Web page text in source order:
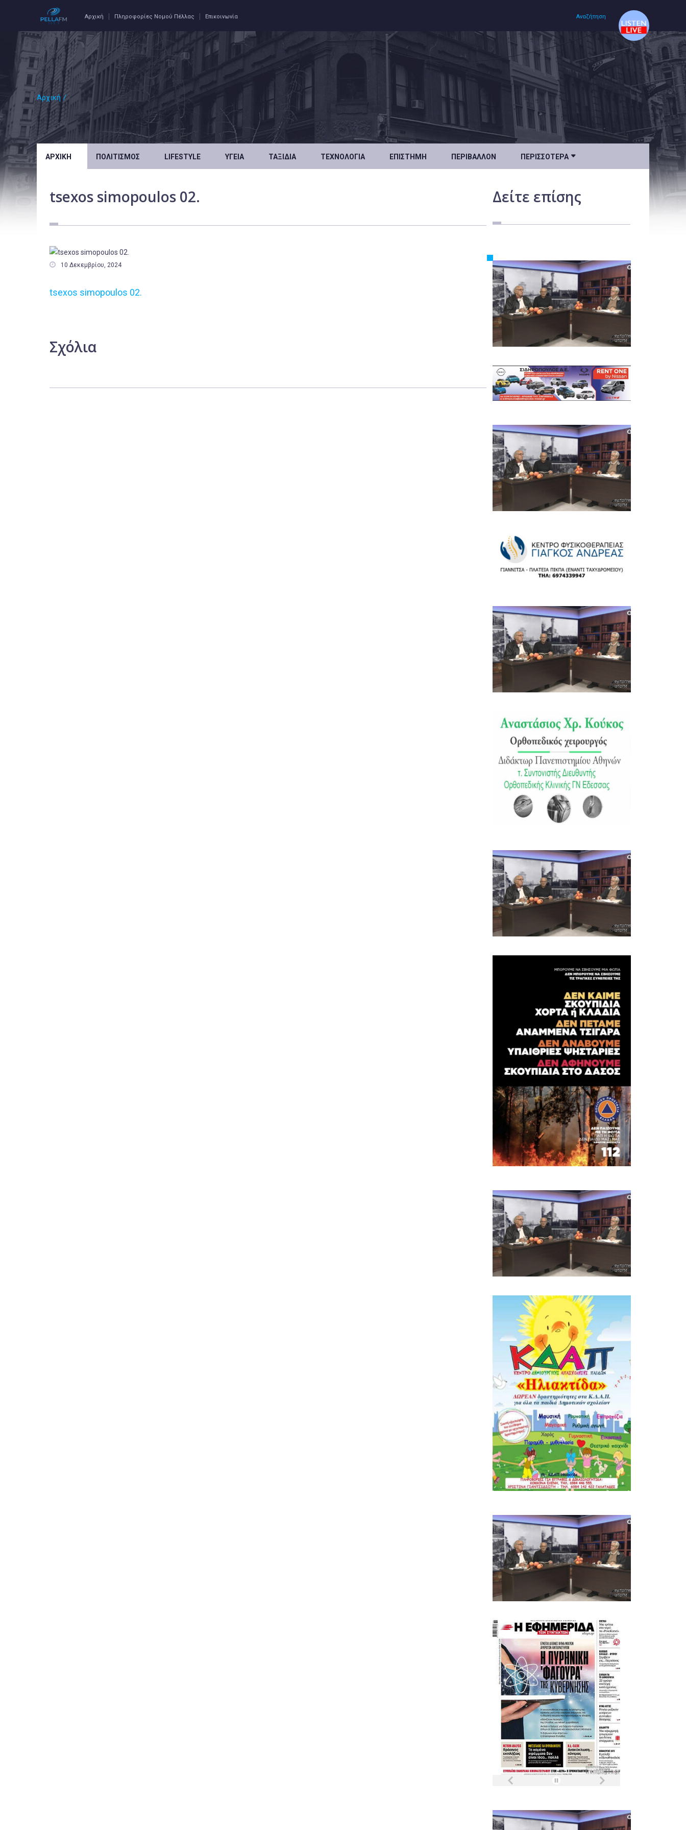
Αρχική Πληροφορίες Νομού Πέλλας Επικοινωνία Αναζήτηση
Αρχική /
ΑΡΧΙΚΉ ΠΟΛΙΤΙΣΜΌΣ LIFESTYLE ΥΓΕΊΑ ΤΑΞΊΔΙΑ ΤΕΧΝΟΛΟΓΊΑ ΕΠΙΣΤΉΜΗ ΠΕΡΙΒΆΛΛΟΝ ΠΕΡΙΣΣΌΤΕΡΑ 
tsexos simopoulos 02.
 10 Δεκεμβρίου, 2024
tsexos simopoulos 02.
Σχόλια
Δείτε επίσης
Αρχική
Πολιτισμός
Υγεία
Ταξίδια
Επιστήμη
Περιβάλλον
Κόσμος
Τοπικά
Αγροτικά
Οικονομία
Πολιτική
Αστυνομικό Δελτίο